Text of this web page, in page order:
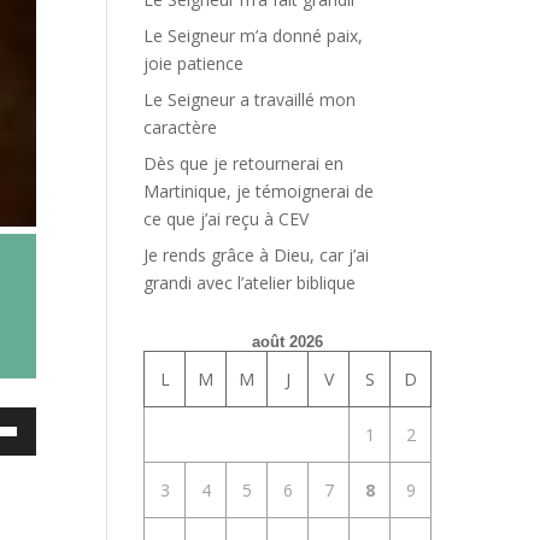
Le Seigneur m’a donné paix,
joie patience
Le Seigneur a travaillé mon
caractère
Dès que je retournerai en
Martinique, je témoignerai de
ce que j’ai reçu à CEV
Je rends grâce à Dieu, car j’ai
grandi avec l’atelier biblique
août 2026
L M M J V S D
1 2
3 4 5 6 7 8 9